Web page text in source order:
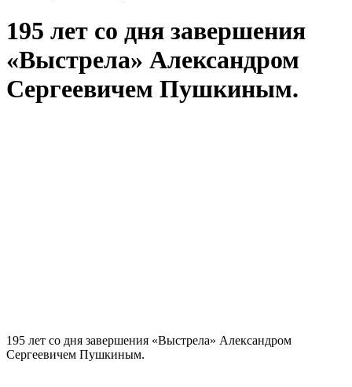
195 лет со дня завершения
«Выстрела» Александром
Сергеевичем Пушкиным.
195 лет со дня завершения «Выстрела» Александром
Сергеевичем Пушкиным.